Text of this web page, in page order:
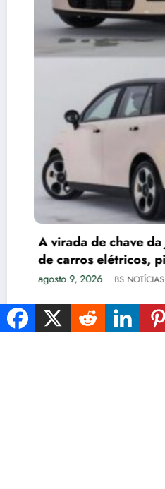
A virada de chave da
de carros elétricos,
de caminhões
agosto 9, 2026 BS NOTÍCIAS